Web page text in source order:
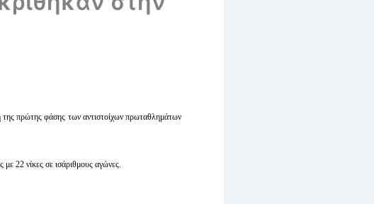
της πρώτης φάσης των αντιστοίχων πρωταθλημάτων
22 νίκες σε ισάριθμους αγώνες.